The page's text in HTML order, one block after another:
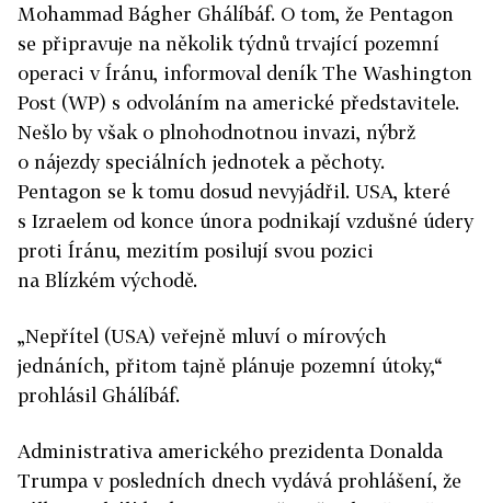
Mohammad Bágher Ghálíbáf. O tom, že Pentagon
se připravuje na několik týdnů trvající pozemní
operaci v Íránu, informoval deník The Washington
Post (WP) s odvoláním na americké představitele.
Nešlo by však o plnohodnotnou invazi, nýbrž
o nájezdy speciálních jednotek a pěchoty.
Pentagon se k tomu dosud nevyjádřil. USA, které
s Izraelem od konce února podnikají vzdušné údery
proti Íránu, mezitím posilují svou pozici
na Blízkém východě.
„Nepřítel (USA) veřejně mluví o mírových
jednáních, přitom tajně plánuje pozemní útoky,“
prohlásil Ghálíbáf.
Administrativa amerického prezidenta Donalda
Trumpa v posledních dnech vydává prohlášení, že